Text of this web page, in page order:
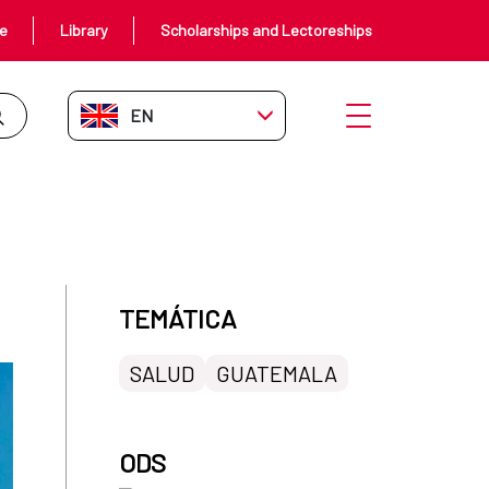
Library Scholarships and Lectoreships
EN-GB Open menu
TEMÁTICA
SALUD GUATEMALA
ODS